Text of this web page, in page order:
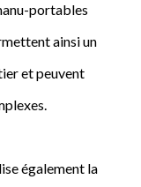
portables
ainsi un
et peuvent
également la